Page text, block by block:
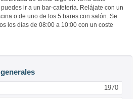
ir a un bar-cafetería. Relájate con un
o de uno de los 5 bares con salón. Se
los días de 08:00 a 10:00 con un coste
1970